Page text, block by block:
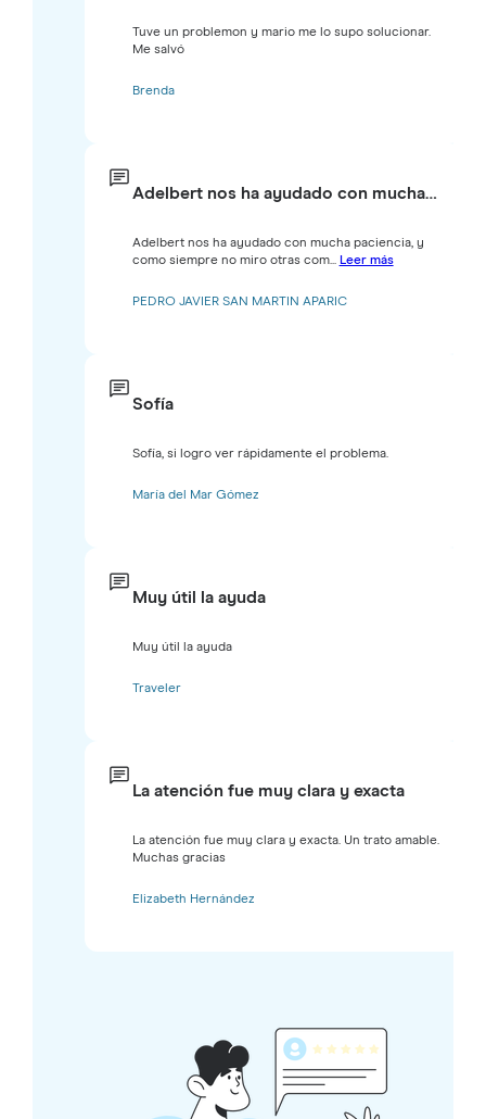
Tuve un problemon y mario me lo supo solucionar.
Me salvó
Brenda
Adelbert nos ha ayudado con mucha…
Adelbert nos ha ayudado con mucha paciencia, y
como siempre no miro otras com... Leer más
PEDRO JAVIER SAN MARTIN APARIC
Sofía
Sofía, si logro ver rápidamente el problema.
María del Mar Gómez
Muy útil la ayuda
Muy útil la ayuda
Traveler
La atención fue muy clara y exacta
La atención fue muy clara y exacta. Un trato amable.
Muchas gracias
Elizabeth Hernández